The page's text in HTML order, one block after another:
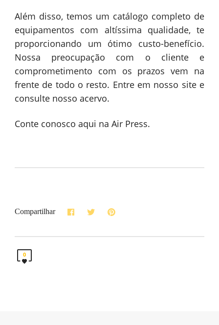
Além disso, temos um catálogo completo de
equipamentos com altíssima qualidade, te
proporcionando um ótimo custo-benefício.
Nossa preocupação com o cliente e
comprometimento com os prazos vem na
frente de todo o resto. Entre em nosso site e
consulte nosso acervo.
Conte conosco aqui na Air Press.
Compartilhar
0